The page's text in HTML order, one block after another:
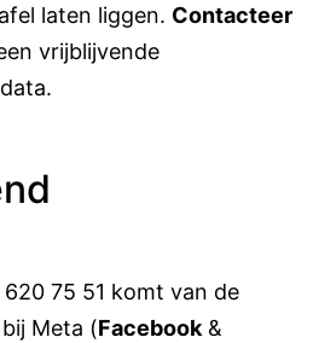
laten liggen. Contacteer
vrijblijvende
75 51 komt van de
Meta (Facebook &